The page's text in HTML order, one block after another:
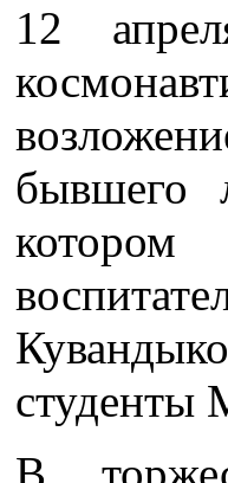
12
бывшего
студенты
В